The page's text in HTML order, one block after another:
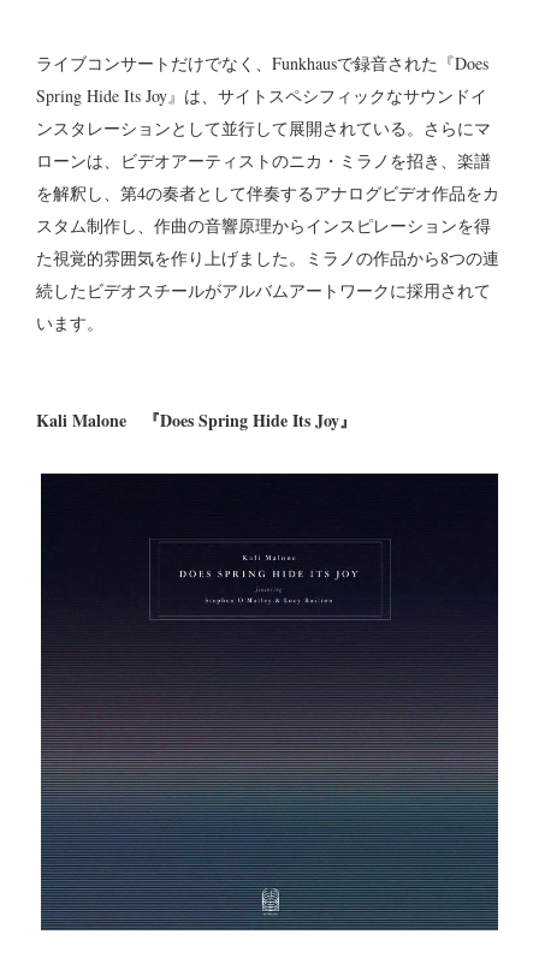
ライブコンサートだけでなく、Funkhausで録音された『Does
Spring Hide Its Joy』は、サイトスペシフィックなサウンドイ
ンスタレーションとして並行して展開されている。さらにマ
ローンは、ビデオアーティストのニカ・ミラノを招き、楽譜
を解釈し、第4の奏者として伴奏するアナログビデオ作品をカ
スタム制作し、作曲の音響原理からインスピレーションを得
た視覚的雰囲気を作り上げました。ミラノの作品から8つの連
続したビデオスチールがアルバムアートワークに採用されて
います。
Kali Malone 『Does Spring Hide Its Joy』